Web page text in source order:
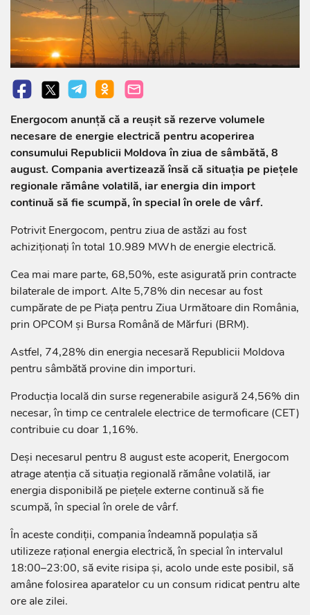
Energocom anunță că a reușit să rezerve volumele
necesare de energie electrică pentru acoperirea
consumului Republicii Moldova în ziua de sâmbătă, 8
august. Compania avertizează însă că situația pe piețele
regionale rămâne volatilă, iar energia din import
continuă să fie scumpă, în special în orele de vârf.
Potrivit Energocom, pentru ziua de astăzi au fost
achiziționați în total 10.989 MWh de energie electrică.
Cea mai mare parte, 68,50%, este asigurată prin contracte
bilaterale de import. Alte 5,78% din necesar au fost
cumpărate de pe Piața pentru Ziua Următoare din România,
prin OPCOM și Bursa Română de Mărfuri (BRM).
Astfel, 74,28% din energia necesară Republicii Moldova
pentru sâmbătă provine din importuri.
Producția locală din surse regenerabile asigură 24,56% din
necesar, în timp ce centralele electrice de termoficare (CET)
contribuie cu doar 1,16%.
Deși necesarul pentru 8 august este acoperit, Energocom
atrage atenția că situația regională rămâne volatilă, iar
energia disponibilă pe piețele externe continuă să fie
scumpă, în special în orele de vârf.
În aceste condiții, compania îndeamnă populația să
utilizeze rațional energia electrică, în special în intervalul
18:00–23:00, să evite risipa și, acolo unde este posibil, să
amâne folosirea aparatelor cu un consum ridicat pentru alte
ore ale zilei.